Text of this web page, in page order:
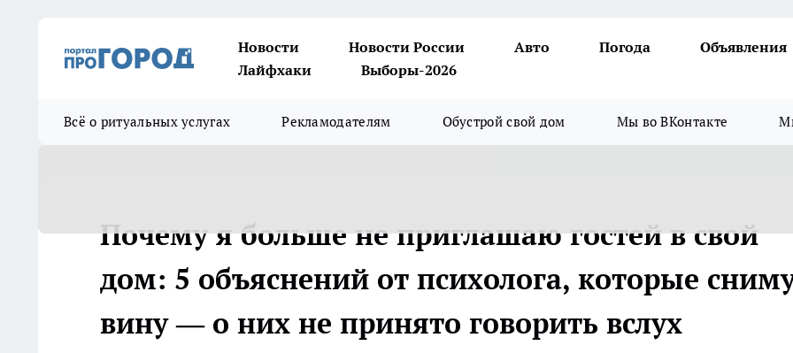
Новости Новости России Авто Погода
Объявления
Лайфхаки
Выборы-2026
Всё о ритуальных услугах Рекламодателям Обустрой свой дом Мы во ВКонтакте
Почему я больше не приглашаю гостей в свой
дом: 5 объяснений от психолога, которые
вину — о них не принято говорить вслух